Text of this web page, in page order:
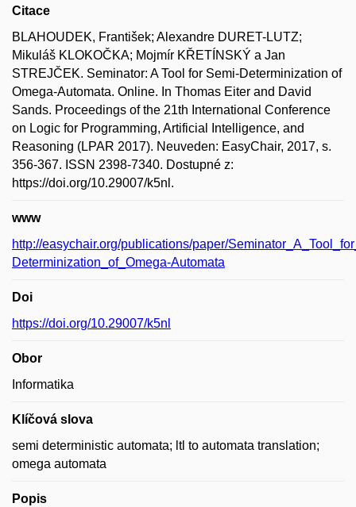
Citace
BLAHOUDEK, František; Alexandre DURET-LUTZ;
Mikuláš KLOKOČKA; Mojmír KŘETÍNSKÝ a Jan
STREJČEK. Seminator: A Tool for Semi-Determinization of
Omega-Automata. Online. In Thomas Eiter and David
Sands. Proceedings of the 21th International Conference
on Logic for Programming, Artificial Intelligence, and
Reasoning (LPAR 2017). Neuveden: EasyChair, 2017, s.
356-367. ISSN 2398-7340. Dostupné z:
https://doi.org/10.29007/k5nl.
www
http://easychair.org/publications/paper/
Determinization_of_Omega-Automata
Doi
https://doi.org/10.29007/k5nl
Obor
Informatika
Klíčová slova
semi deterministic automata; ltl to automata translation;
omega automata
Popis